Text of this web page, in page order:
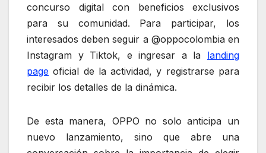
concurso digital con beneficios exclusivos
para su comunidad. Para participar, los
interesados deben seguir a @oppocolombia en
Instagram y Tiktok, e ingresar a la landing
page oficial de la actividad, y registrarse para
recibir los detalles de la dinámica.
De esta manera, OPPO no solo anticipa un
nuevo lanzamiento, sino que abre una